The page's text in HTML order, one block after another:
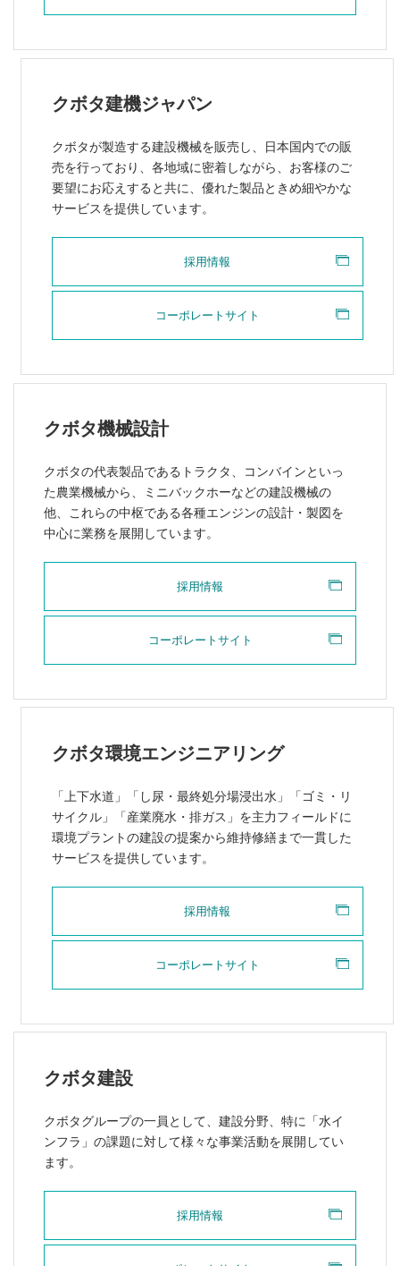
クボタ建機ジャパン
クボタが製造する建設機械を販売し、日本国内での販
売を行っており、各地域に密着しながら、お客様のご
要望にお応えすると共に、優れた製品ときめ細やかな
サービスを提供しています。
採用情報
コーポレートサイト
クボタ機械設計
クボタの代表製品であるトラクタ、コンバインといっ
た農業機械から、ミニバックホーなどの建設機械の
他、これらの中枢である各種エンジンの設計・製図を
中心に業務を展開しています。
採用情報
コーポレートサイト
クボタ環境エンジニアリング
「上下水道」「し尿・最終処分場浸出水」「ゴミ・リ
サイクル」「産業廃水・排ガス」を主力フィールドに
環境プラントの建設の提案から維持修繕まで一貫した
サービスを提供しています。
採用情報
コーポレートサイト
クボタ建設
クボタグループの一員として、建設分野、特に「水イ
ンフラ」の課題に対して様々な事業活動を展開してい
ます。
採用情報